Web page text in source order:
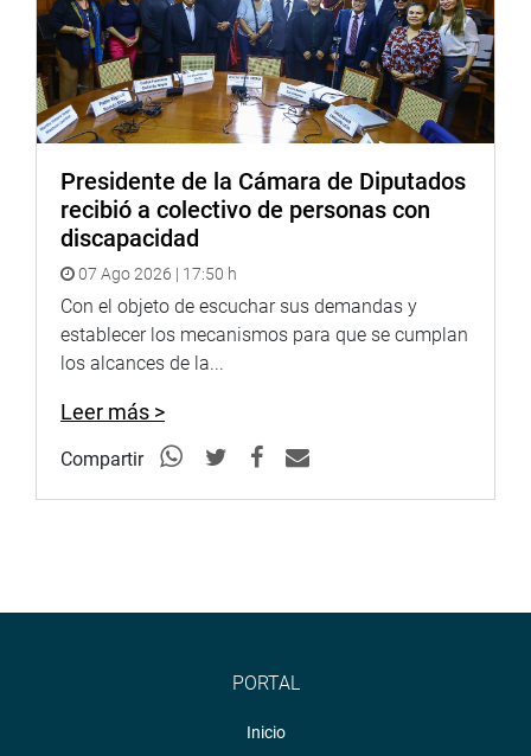
Twitter: https://twitter.com/congresoperu
Youtube: http://www.youtube.com/congresoperu
PRENSA-CONGRESO*
Puede encontrar más información en nuestra página web
y redes sociales.
http://www.congreso.gob.pe/
Facebook:https://www.facebook.com/
<https://www.facebook.com/congresodelarepublicadelperu?
Soundcloud:https://soundcloud.com/radiocongreso
Presidente de la Cámara de Diputados
recibió a colectivo de personas con
discapacidad
07 Ago 2026 | 17:50 h
Con el objeto de escuchar sus demandas y
establecer los mecanismos para que se cumplan
los alcances de la...
Leer más >
Compartir
PORTAL
Inicio